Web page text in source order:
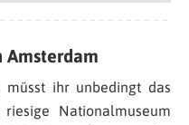
Amsterdam
ihr unbedingt das
Nationalmuseum